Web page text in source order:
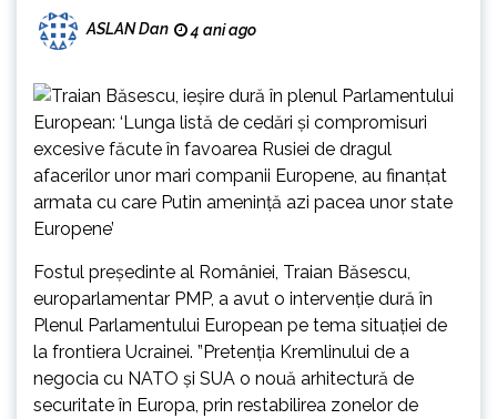
ASLAN Dan 4 ani ago
Fostul președinte al României, Traian Băsescu,
europarlamentar PMP, a avut o intervenție dură în
Plenul Parlamentului European pe tema situației de
la frontiera Ucrainei. ”Pretenția Kremlinului de a
negocia cu NATO și SUA o nouă arhitectură de
securitate în Europa, prin restabilirea zonelor de